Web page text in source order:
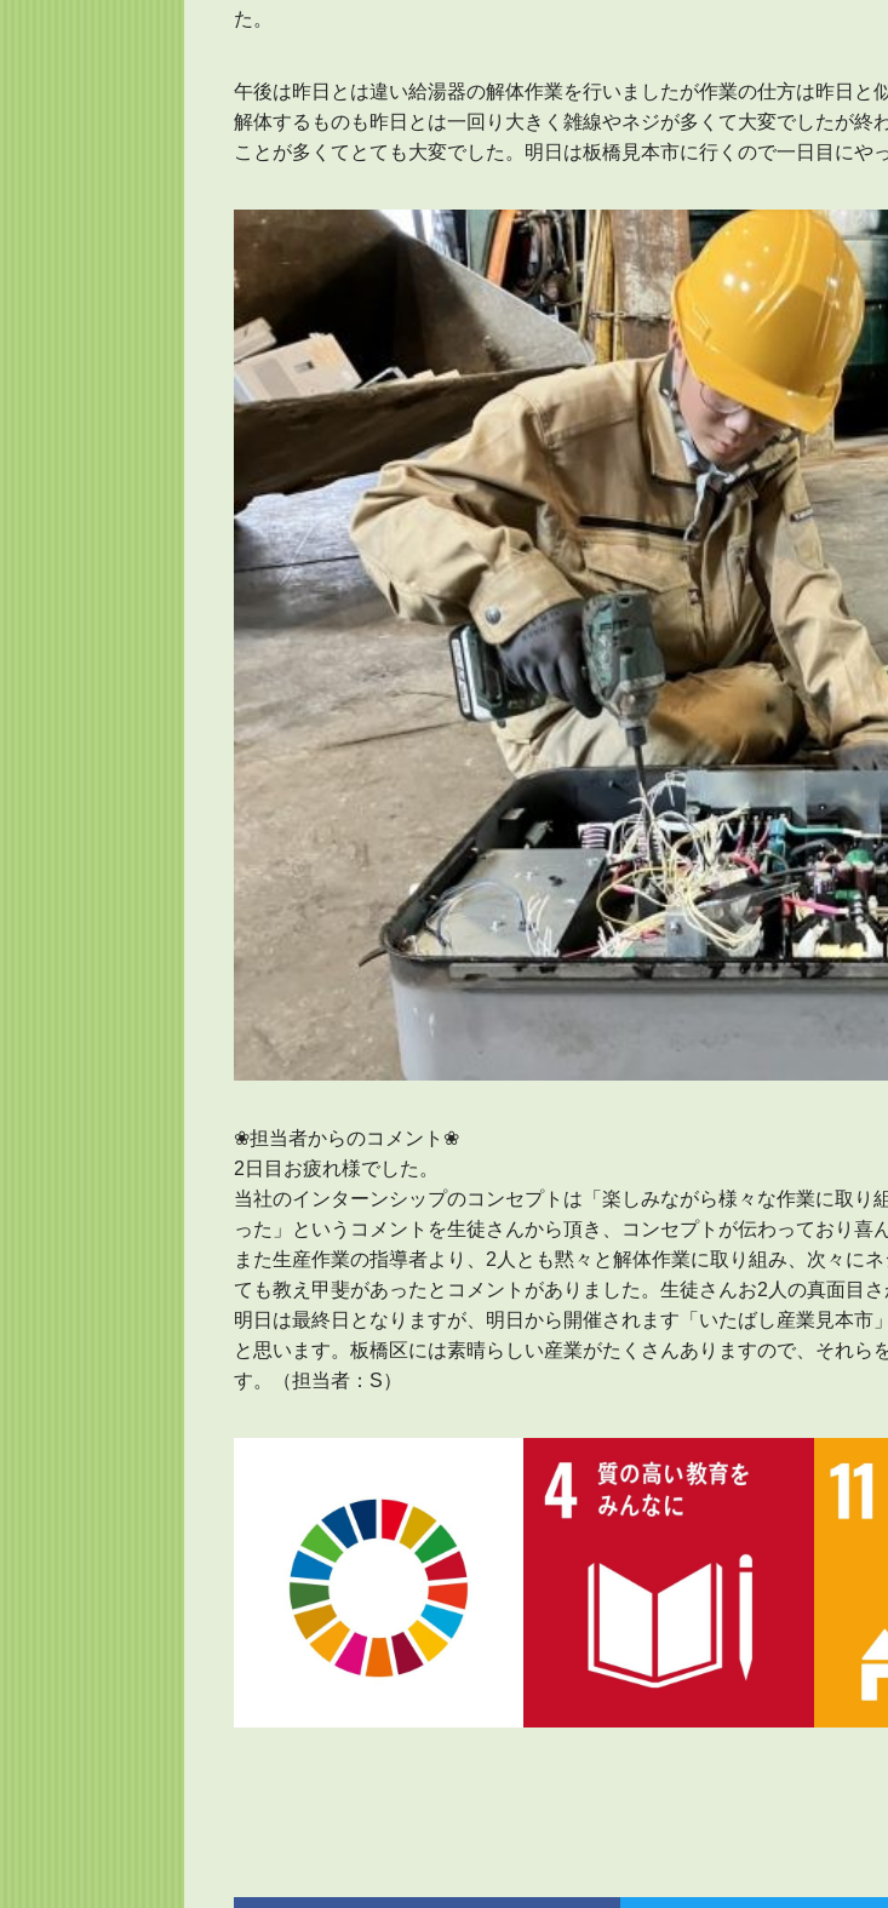
た。
午後は昨日とは違い給湯器の解体作業を行いましたが作業の仕方は昨日と
解体するものも昨日とは一回り大きく雑線やネジが多くて大変でしたが終
ことが多くてとても大変でした。明日は板橋見本市に行くので一日目にや
❀担当者からのコメント❀
2日目お疲れ様でした。
当社のインターンシップのコンセプトは「楽しみながら様々な作業に取
った」というコメントを生徒さんから頂き、コンセプトが伝わっており喜
また生産作業の指導者より、2人とも黙々と解体作業に取り組み、次々に
ても教え甲斐があったとコメントがありました。生徒さんお2人の真面目さ
明日は最終日となりますが、明日から開催されます「いたばし産業見本
と思います。板橋区には素晴らしい産業がたくさんありますので、それ
す。（担当者：S）